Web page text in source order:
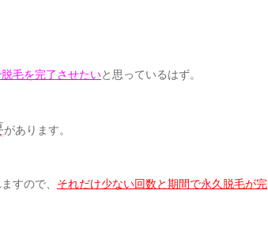
毛を完了させたいと思っているはず。
があります。
すので、 それだけ少ない回数と期間で永久脱毛が完